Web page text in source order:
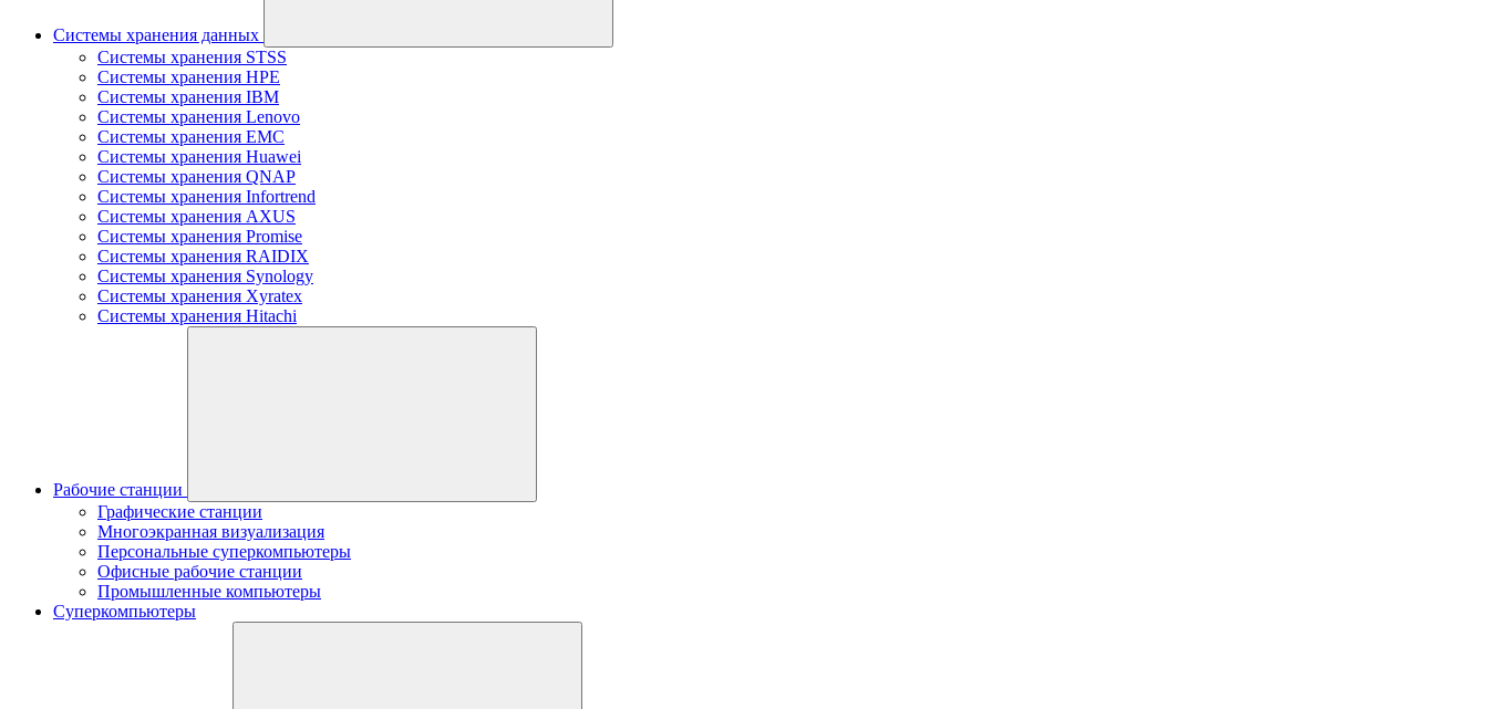
Системы хранения данных
Системы хранения STSS
Системы хранения HPE
Системы хранения IBM
Системы хранения Lenovo
Системы хранения EMC
Системы хранения Huawei
Системы хранения QNAP
Системы хранения Infortrend
Системы хранения AXUS
Системы хранения Promise
Системы хранения RAIDIX
Системы хранения Synology
Системы хранения Xyratex
Системы хранения Hitachi
Рабочие станции
Графические станции
Многоэкранная визуализация
Персональные суперкомпьютеры
Офисные рабочие станции
Промышленные компьютеры
Суперкомпьютеры